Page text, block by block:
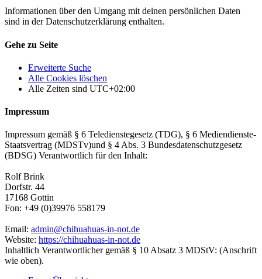
Informationen über den Umgang mit deinen persönlichen Daten
sind in der Datenschutzerklärung enthalten.
Gehe zu Seite
Erweiterte Suche
Alle Cookies löschen
Alle Zeiten sind UTC+02:00
Impressum
Impressum gemäß § 6 Teledienstegesetz (TDG), § 6 Mediendienste-
Staatsvertrag (MDSTv)und § 4 Abs. 3 Bundesdatenschutzgesetz
(BDSG) Verantwortlich für den Inhalt:
Rolf Brink
Dorfstr. 44
17168 Gottin
Fon: +49 (0)39976 558179
Email: admin@chihuahuas-in-not.de
Website: https://chihuahuas-in-not.de
Inhaltlich Verantwortlicher gemäß § 10 Absatz 3 MDStV: (Anschrift
wie oben).